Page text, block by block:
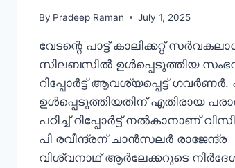
By Pradeep Raman July 1, 2025
വേടന്റെ പാട്ട് കാലിക്കറ്റ്
സിലബസിൽ ഉൾപ്പെടുത്തിയ
റിപ്പോർട്ട് ആവശ്യപ്പെട്ട് ഗവർണർ.
ഉൾപ്പെടുത്തിയതിന് എതിരായ
പഠിച്ച് റിപ്പോർട്ട് നൽകാനാണ്
പി രവീന്ദ്രന് ചാൻസലർ രാജേന്ദ്ര
വിശ്വനാഥ് ആർലേക്കറുടെ